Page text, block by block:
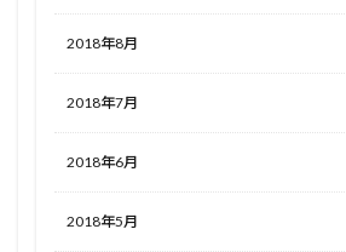
2018年8月
2018年7月
2018年6月
2018年5月